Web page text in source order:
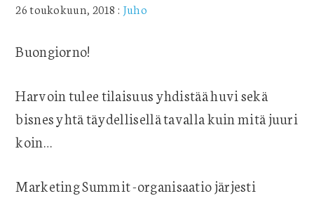
26 toukokuun, 2018 : Juho
Buongiorno!
Harvoin tulee tilaisuus yhdistää huvi sekä
bisnes yhtä täydellisellä tavalla kuin mitä juuri
koin…
Marketing Summit -organisaatio järjesti